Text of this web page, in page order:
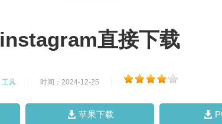
instagram直接下载
工具 时间：2024-12-25
苹果下载